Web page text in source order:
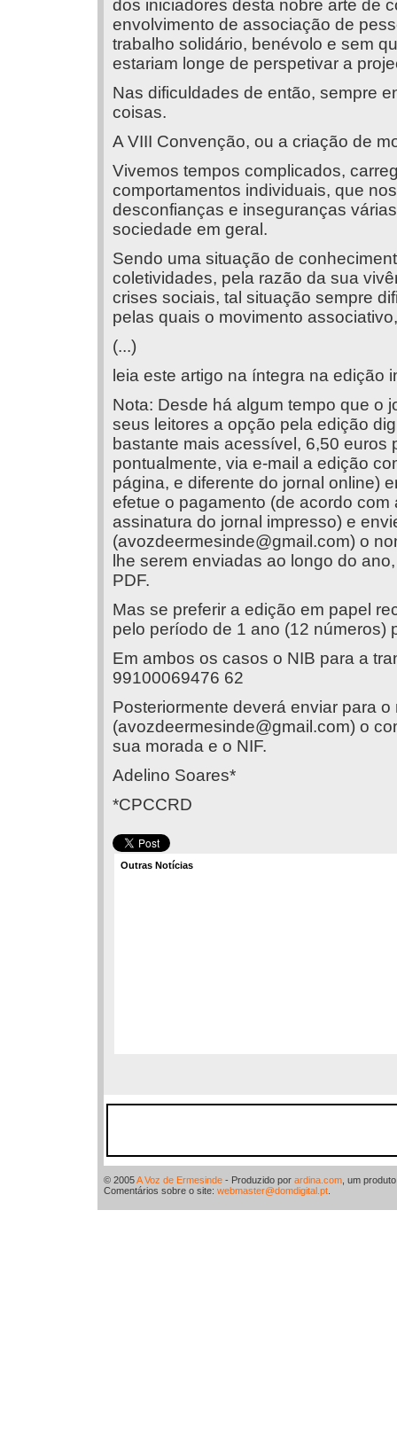
dos iniciadores desta nobre arte de
envolvimento de associação de
trabalho solidário, benévolo e sem
estariam longe de perspetivar a
Nas dificuldades de então, sempre
coisas.
A VIII Convenção, ou a criação de
Vivemos tempos complicados,
comportamentos individuais, que
desconfianças e inseguranças
sociedade em geral.
Sendo uma situação de
coletividades, pela razão da sua
crises sociais, tal situação sempre
pelas quais o movimento
(...)
leia este artigo na íntegra na edição
Nota: Desde há algum tempo que o
seus leitores a opção pela edição
bastante mais acessível, 6,50 euros
pontualmente, via e-mail a edição
página, e diferente do jornal online)
efetue o pagamento (de acordo
assinatura do jornal impresso) e
(avozdeermesinde@gmail.com) o
lhe serem enviadas ao longo do
PDF.
Mas se preferir a edição em papel
pelo período de 1 ano (12 números)
Em ambos os casos o NIB para a
99100069476 62
Posteriormente deverá enviar para
(avozdeermesinde@gmail.com) o
sua morada e o NIF.
Adelino Soares*
*CPCCRD
Outras Notícias
© 2005A Voz de Ermesinde - Produzido por ardina.com , um
Comentários sobre o site: webmaster@domdigital.pt